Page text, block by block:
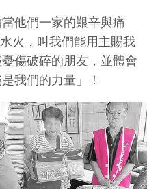
他們一家的艱辛與痛
火，叫我們能用主賜我
傷破碎的朋友，並體會
我們的力量」！